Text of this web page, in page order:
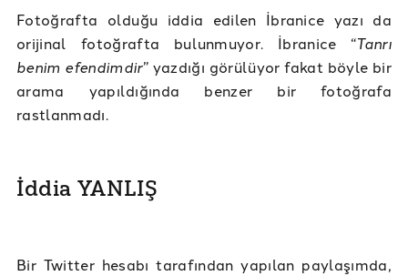
Fotoğrafta olduğu iddia edilen İbranice yazı da
orijinal fotoğrafta bulunmuyor. İbranice “Tanrı
benim efendimdir” yazdığı görülüyor fakat böyle bir
arama yapıldığında benzer bir fotoğrafa
rastlanmadı.
İddia YANLIŞ
Bir Twitter hesabı tarafından yapılan paylaşımda,